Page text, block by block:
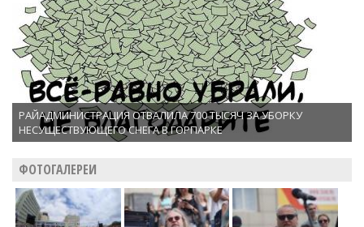
РАЙАДМИНИСТРАЦИЯ ОТВАЛИЛА 700 ТЫСЯЧ ЗА УБОРКУ
НЕСУЩЕСТВУЮЩЕГО СНЕГА В ГОРПАРКЕ
ФОТОГАЛЕРЕИ